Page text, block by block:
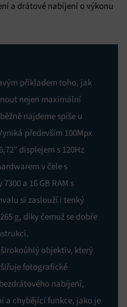
a drátové nabíjení o výkonu
příkladem toho, jak
nejen maximální
najdeme spíše u
především 100Mpx
displejem s 120Hz
v čele s
a 16 GB RAM s
si zaslouží i tenký
g, díky čemuž se dobře
objektiv, který
fotografické
nabíjení,
a chybějící funkce, jako je